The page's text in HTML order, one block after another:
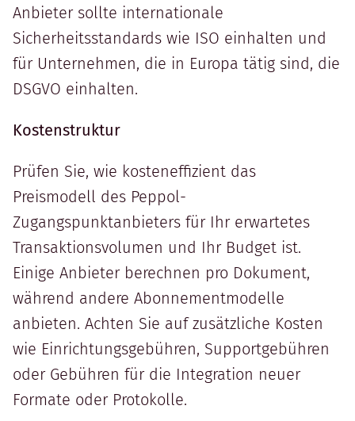
Anbieter sollte internationale
Sicherheitsstandards wie ISO einhalten und
für Unternehmen, die in Europa tätig sind, die
DSGVO einhalten.
Kostenstruktur
Prüfen Sie, wie kosteneffizient das
Preismodell des Peppol-
Zugangspunktanbieters für Ihr erwartetes
Transaktionsvolumen und Ihr Budget ist.
Einige Anbieter berechnen pro Dokument,
während andere Abonnementmodelle
anbieten. Achten Sie auf zusätzliche Kosten
wie Einrichtungsgebühren, Supportgebühren
oder Gebühren für die Integration neuer
Formate oder Protokolle.